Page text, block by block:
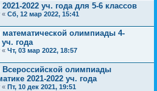
2022 уч. года для 5-6 классов
« Сб, 12 мар 2022, 15:41
олимпиады 4-
года
« Чт, 03 мар 2022, 18:57
олимпиады
2021-2022 уч. года
« Пт, 10 дек 2021, 19:51